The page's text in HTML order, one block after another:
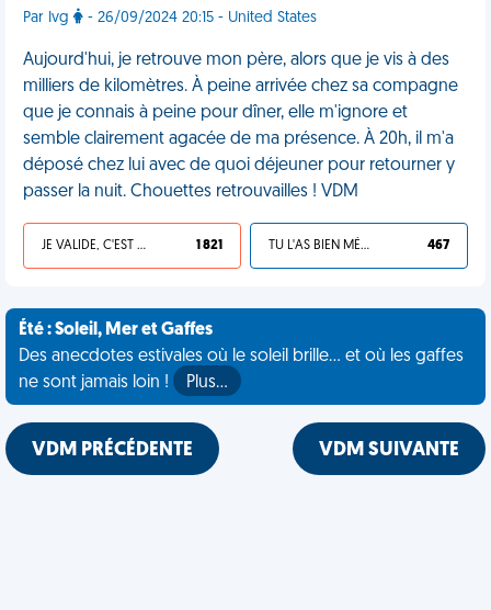
Par Ivg - 26/09/2024 20:15 - United States
Aujourd'hui, je retrouve mon père, alors que je vis à des
milliers de kilomètres. À peine arrivée chez sa compagne
que je connais à peine pour dîner, elle m'ignore et
semble clairement agacée de ma présence. À 20h, il m'a
déposé chez lui avec de quoi déjeuner pour retourner y
passer la nuit. Chouettes retrouvailles ! VDM
JE VALIDE, C'EST UNE VDM 1 821 TU L'AS BIEN MÉRITÉ 467
Été : Soleil, Mer et Gaffes
Des anecdotes estivales où le soleil brille... et où les gaffes
ne sont jamais loin !
Plus…
VDM PRÉCÉDENTE VDM SUIVANTE